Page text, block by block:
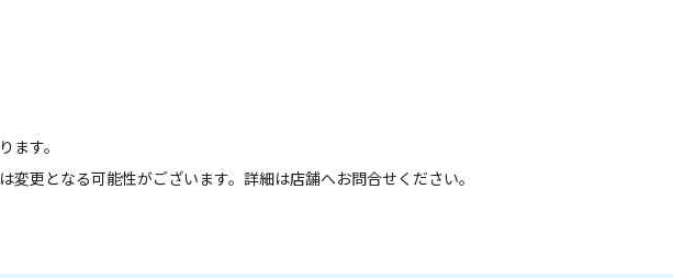
ます。
変更となる可能性がございます。詳細は店舗へお問合せください。